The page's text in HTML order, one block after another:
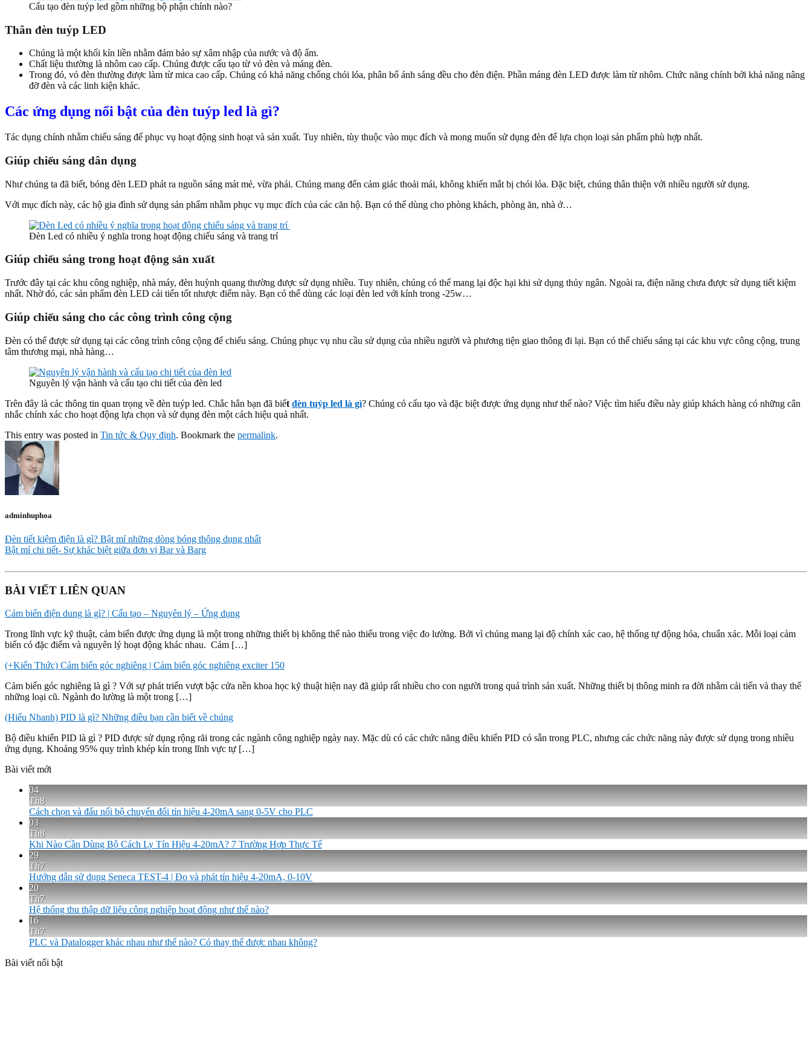
Cấu tạo đèn tuýp led gồm những bộ phận chính nào?
Thân đèn tuýp LED
Chúng là một khối kín liền nhằm đảm bảo sự xâm nhập của nước và độ ẩm.
Chất liệu thường là nhôm cao cấp. Chúng được cấu tạo từ vỏ đèn và máng đèn.
Trong đó, vỏ đèn thường được làm từ mica cao cấp. Chúng có khả năng chống chói lóa, phân bố ánh sáng đều cho đèn điện. Phần máng đèn LED được làm từ nhôm. Chức năng chính bởi khả năng nâng
đỡ đèn và các linh kiện khác.
Các ứng dụng nổi bật của đèn tuýp led là gì?
Tác dụng chính nhằm chiếu sáng để phục vụ hoạt động sinh hoạt và sản xuất. Tuy nhiên, tùy thuộc vào mục đích và mong muốn sử dụng đèn để lựa chọn loại sản phẩm phù hợp nhất.
Giúp chiếu sáng dân dụng
Như chúng ta đã biết, bóng đèn LED phát ra nguồn sáng mát mẻ, vừa phải. Chúng mang đến cảm giác thoải mái, không khiến mắt bị chói lóa. Đặc biệt, chúng thân thiện với nhiều người sử dụng.
Với mục đích này, các hộ gia đình sử dụng sản phẩm nhằm phục vụ mục đích của các căn hộ. Bạn có thể dùng cho phòng khách, phòng ăn, nhà ở…
Đèn Led có nhiều ý nghĩa trong hoạt động chiếu sáng và trang trí
Giúp chiếu sáng trong hoạt động sản xuất
Trước đây tại các khu công nghiệp, nhà máy, đèn huỳnh quang thường được sử dụng nhiều. Tuy nhiên, chúng có thể mang lại độc hại khi sử dụng thủy ngân. Ngoài ra, điện năng chưa được sử dụng tiết kiệm
nhất. Nhờ đó, các sản phẩm đèn LED cải tiến tốt nhược điểm này. Bạn có thể dùng các loại đèn led với kính trong -25w…
Giúp chiếu sáng cho các công trình công cộng
Đèn có thể được sử dụng tại các công trình công cộng để chiếu sáng. Chúng phục vụ nhu cầu sử dụng của nhiều người và phương tiện giao thông đi lại. Bạn có thể chiếu sáng tại các khu vực công cộng, trung
tâm thương mại, nhà hàng…
Nguyên lý vận hành và cấu tạo chi tiết của đèn led
Trên đây là các thông tin quan trọng về đèn tuýp led. Chắc hẳn bạn đã biết đèn tuýp led là gì? Chúng có cấu tạo và đặc biệt được ứng dụng như thế nào? Việc tìm hiểu điều này giúp khách hàng có những cân
nhắc chính xác cho hoạt động lựa chọn và sử dụng đèn một cách hiệu quả nhất.
This entry was posted in Tin tức & Quy định. Bookmark the permalink.
adminhuphoa
Đèn tiết kiệm điện là gì? Bật mí những dòng bóng thông dụng nhất
Bật mí chi tiết- Sự khác biệt giữa đơn vị Bar và Barg
BÀI VIẾT LIÊN QUAN
Cảm biến điện dung là gì? | Cấu tạo – Nguyên lý – Ứng dụng
Trong lĩnh vực kỹ thuật, cảm biến được ứng dụng là một trong những thiết bị không thể nào thiếu trong việc đo lường. Bởi vì chúng mang lại độ chính xác cao, hệ thống tự động hóa, chuẩn xác. Mỗi loại cảm
biến có đặc điểm và nguyên lý hoạt động khác nhau. Cảm […]
(+Kiến Thức) Cảm biến góc nghiêng | Cảm biến góc nghiêng exciter 150
Cảm biến góc nghiêng là gì ? Với sự phát triển vượt bậc cửa nền khoa học kỹ thuật hiện nay đã giúp rất nhiều cho con người trong quá trình sản xuất. Những thiết bị thông minh ra đời nhằm cải tiến và thay thế
những loại cũ. Ngành đo lường là một trong […]
(Hiểu Nhanh) PID là gì? Những điều bạn cần biết về chúng
Bộ điều khiển PID là gì ? PID được sử dụng rộng rãi trong các ngành công nghiệp ngày nay. Mặc dù có các chức năng điều khiển PID có sẵn trong PLC, nhưng các chức năng này được sử dụng trong nhiều
ứng dụng. Khoảng 95% quy trình khép kín trong lĩnh vực tự […]
Bài viết mới
04
Th8
Cách chọn và đấu nối bộ chuyển đổi tín hiệu 4-20mA sang 0-5V cho PLC
03
Th8
Khi Nào Cần Dùng Bộ Cách Ly Tín Hiệu 4-20mA? 7 Trường Hợp Thực Tế
29
Th7
Hướng dẫn sử dụng Seneca TEST-4 | Đo và phát tín hiệu 4-20mA, 0-10V
20
Th7
Hệ thống thu thập dữ liệu công nghiệp hoạt động như thế nào?
16
Th7
PLC và Datalogger khác nhau như thế nào? Có thay thế được nhau không?
Bài viết nổi bật